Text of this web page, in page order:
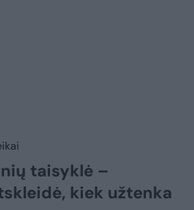
taisyklė –
kiek užtenka